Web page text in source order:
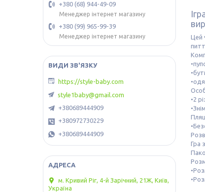
Цей
•2
Гра
+380 (68) 944-49-09
Менеджер інтернет магазину
+380 (99) 965-99-39
Менеджер інтернет магазину
https://style-baby.com
style1baby@gmail.com
+380689444909
+380972730229
+380689444909
м. Кривий Ріг, 4-й Зарічний, 21Ж, Київ,
Україна